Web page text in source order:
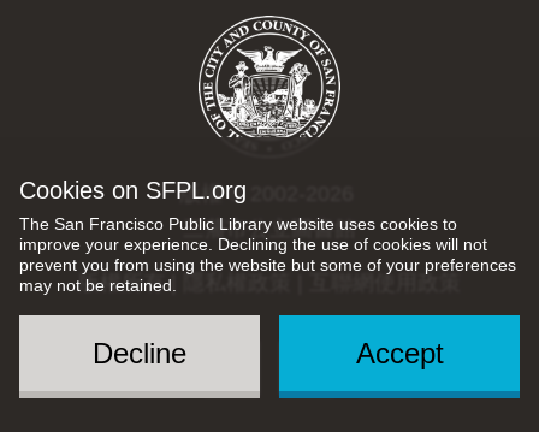
Cookies on SFPL.org
The San Francisco Public Library website uses cookies to
improve your experience. Declining the use of cookies will not
prevent you from using the website but some of your preferences
may not be retained.
Accept
Decline
版權 © 2002-2026
三藩市公立圖書館
版權所有 | 隱私權政策 互聯網使用政策
Social
Menu